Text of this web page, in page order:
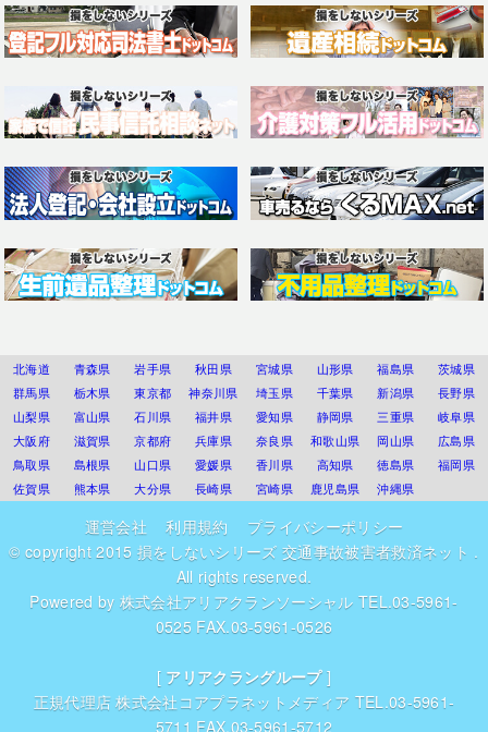
北海道 青森県 岩手県 秋田県 宮城県 山形県 福島県
茨城県
群馬県
栃木県 東京都 神奈川県 埼玉県 千葉県 新潟県
長野県
山梨県
富山県 石川県 福井県 愛知県 静岡県 三重県
岐阜県
大阪府
滋賀県 京都府 兵庫県 奈良県 和歌山県 岡山県
広島県
鳥取県
島根県 山口県 愛媛県 香川県 高知県 徳島県
福岡県
佐賀県
熊本県 大分県 長崎県 宮崎県 鹿児島県 沖縄県
運営会社 利用規約
プライバシーポリシー
© copyright 2015 損をしないシリーズ 交通事故被害者救済ネット .
All rights reserved.
Powered by 株式会社アリアクランソーシャル TEL.03-5961-
0525 FAX.03-5961-0526
[ アリアクラングループ]
正規代理店株式会社コアプラネットメディア TEL.03-5961-
5711 FAX.03-5961-5712